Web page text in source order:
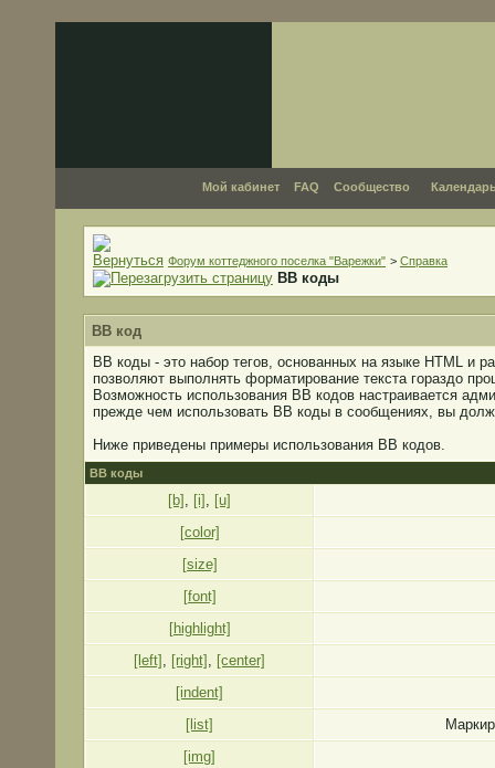
Мой кабинет FAQ Сообщество
Форум коттеджного поселка "Варежки" > Справка
BB коды
BB код
BB коды - это набор тегов, основанных на языке HTML и
позволяют выполнять форматирование текста гораздо
Возможность использования BB кодов настраивается
прежде чем использовать BB коды в сообщениях, вы
Ниже приведены примеры использования BB кодов.
BB коды
[b] , [i] , [u]
[color]
[size]
[font]
[highlight]
[left] , [right] , [center]
[indent]
[list]
[img]